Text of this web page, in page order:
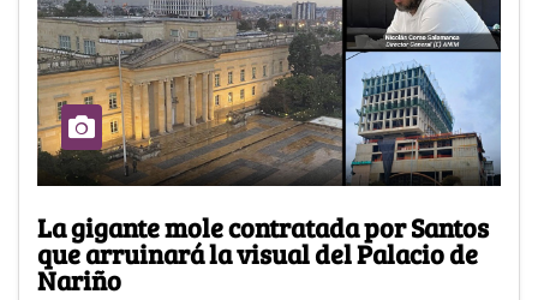
La gigante mole contratada por Santos
que arruinará la visual del Palacio de
Nariño